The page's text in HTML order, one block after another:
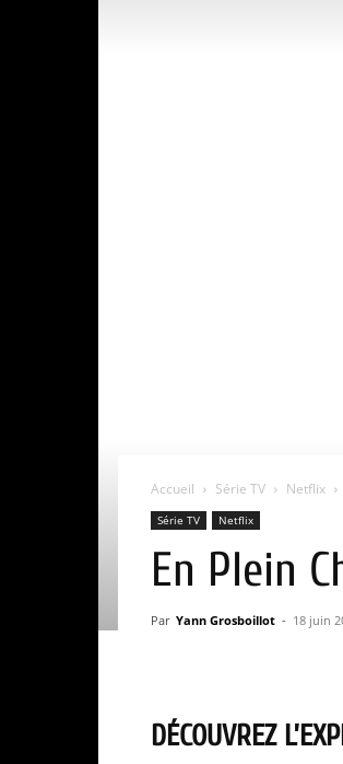
Accueil Série TV Netflix
Série TV Netflix
En Plein
Par Yann Grosboillot - 18 juin
DÉCOUVREZ